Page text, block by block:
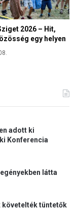
2026 – Hit,
egy helyen
adott ki
Konferencia
látta
követelték tüntetők